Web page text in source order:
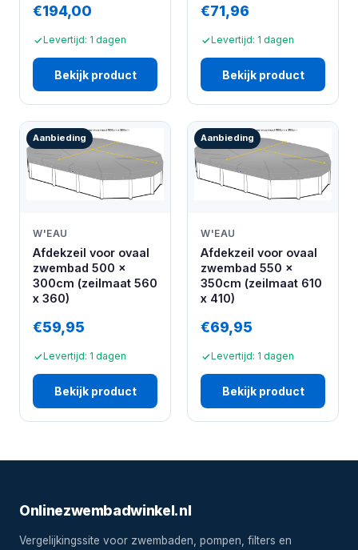
€194,00
Levertijd: 1 dagen
Bekijk product
€71,96
Levertijd: 1 dagen
Bekijk product
Aanbieding
W'EAU
Afdekzeil voor ovaal
zwembad 500 x
300cm (zeilmaat 560
x 360)
€59,95
Levertijd: 1 dagen
Bekijk product
Aanbieding
W'EAU
Afdekzeil voor ovaal
zwembad 550 x
350cm (zeilmaat 610
x 410)
€69,95
Levertijd: 1 dagen
Bekijk product
Onlinezwembadwinkel.nl
Vergelijkingssite voor zwembaden, pompen, filters en